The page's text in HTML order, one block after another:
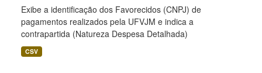
Exibe a identificação dos Favorecidos (CNPJ) de
pagamentos realizados pela UFVJM e indica a
contrapartida (Natureza Despesa Detalhada)
CSV